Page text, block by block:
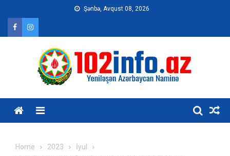
content
Şənbə, Avqust 08, 2026
Home 2023
İyul